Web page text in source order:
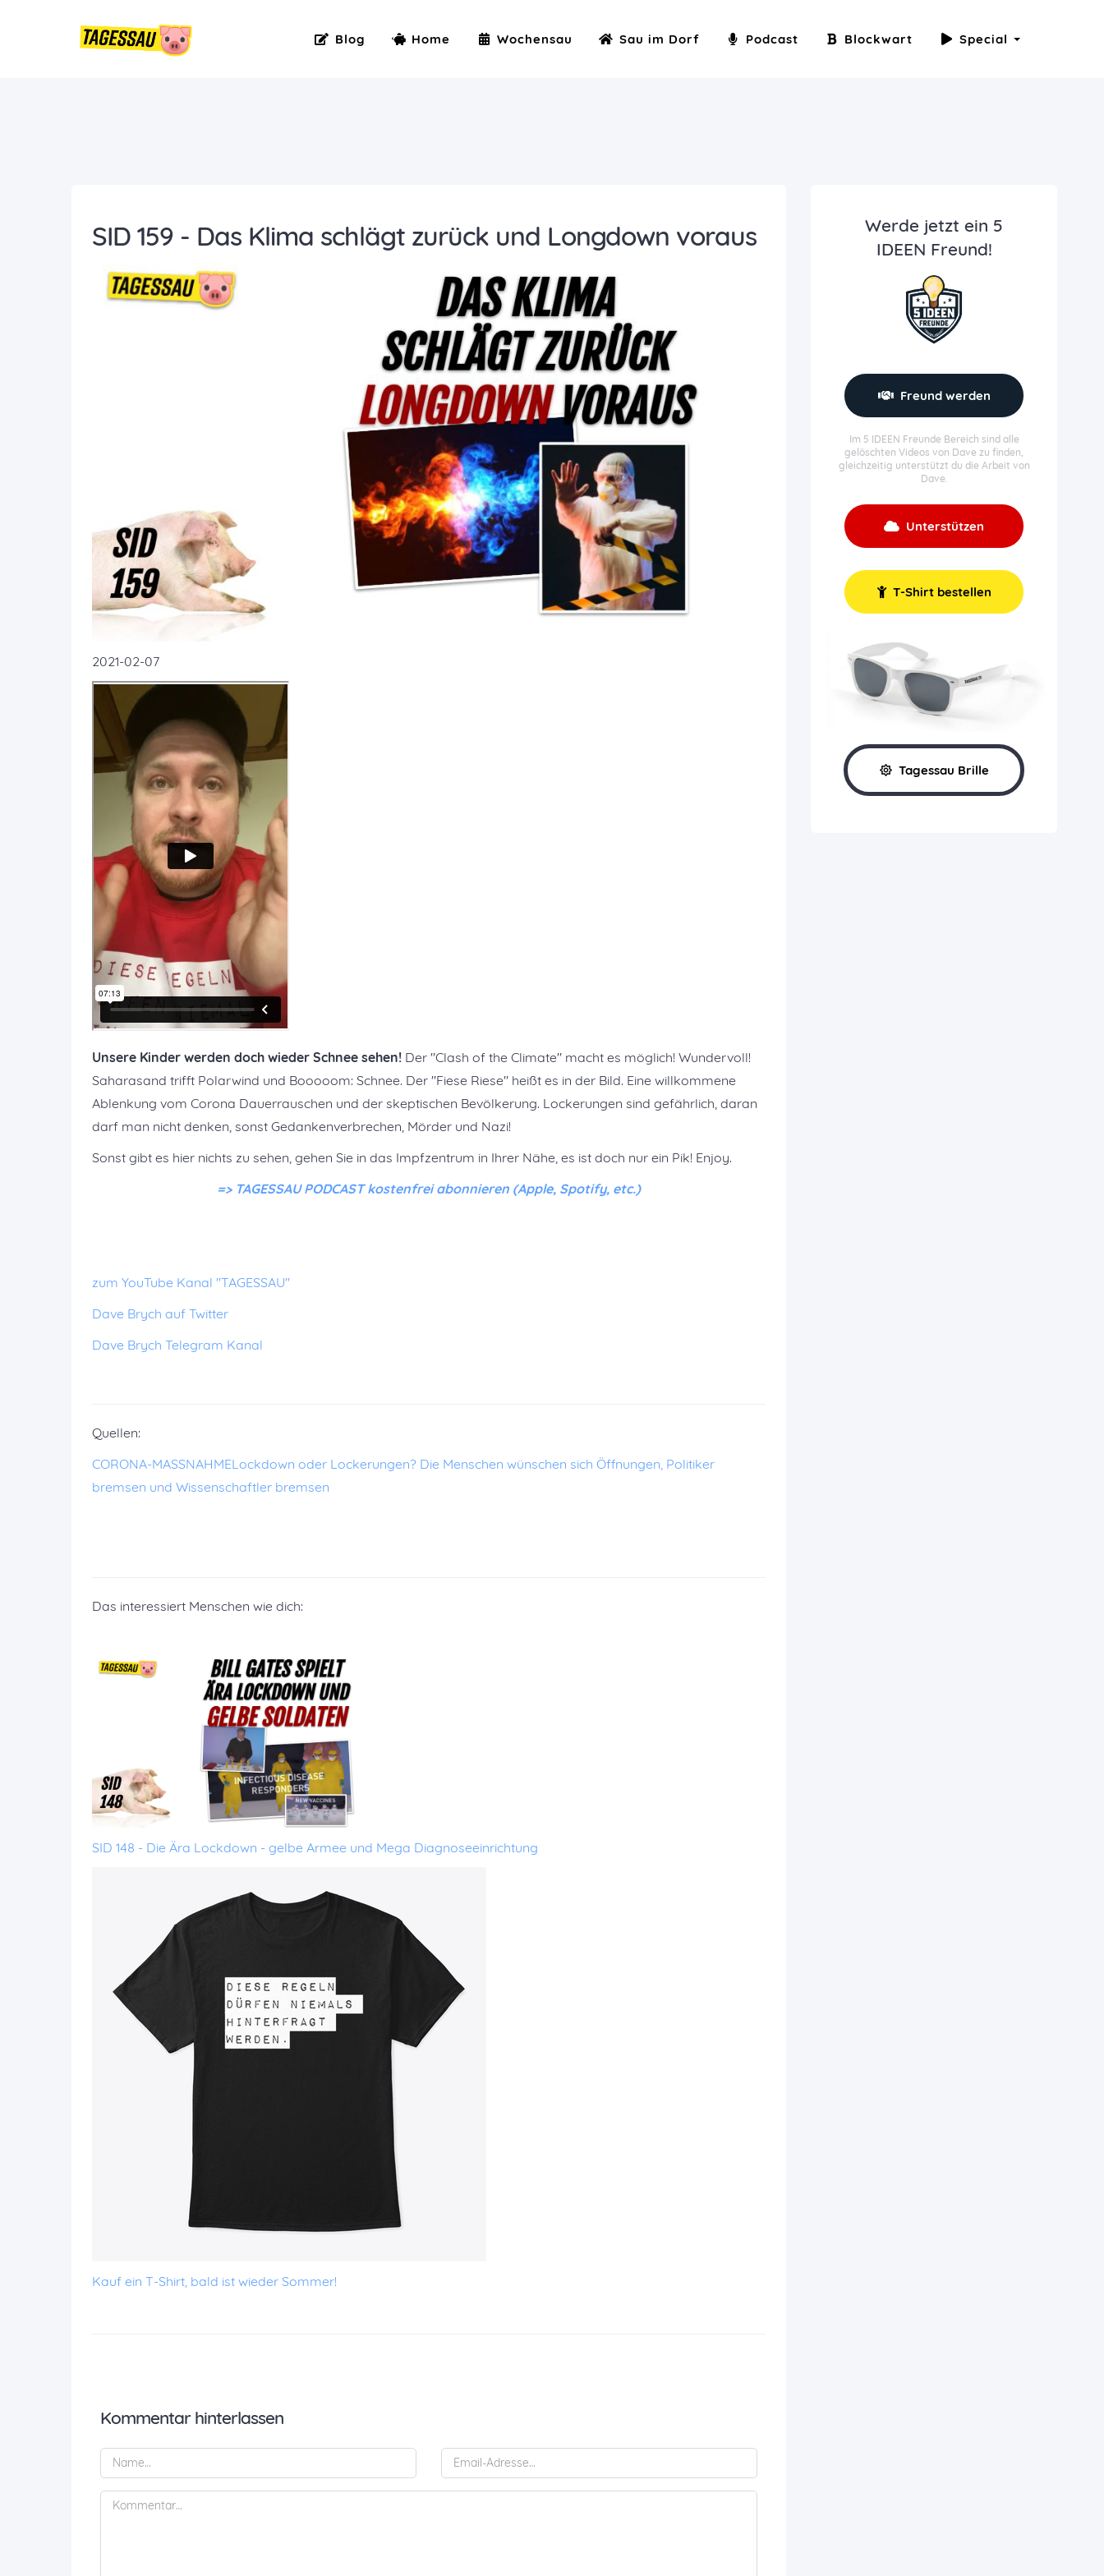
Blog Home Wochensau Sau im Dorf Podcast Blockwart Special
SID 159 - Das Klima schlägt zurück und Longdown voraus
2021-02-07
Unsere Kinder werden doch wieder Schnee sehen! Der "Clash of the Climate" macht es möglich! Wundervoll!
Saharasand trifft Polarwind und Booooom: Schnee. Der "Fiese Riese" heißt es in der Bild. Eine willkommene
Ablenkung vom Corona Dauerrauschen und der skeptischen Bevölkerung. Lockerungen sind gefährlich, daran
darf man nicht denken, sonst Gedankenverbrechen, Mörder und Nazi!
Sonst gibt es hier nichts zu sehen, gehen Sie in das Impfzentrum in Ihrer Nähe, es ist doch nur ein Pik! Enjoy.
=> TAGESSAU PODCAST kostenfrei abonnieren (Apple, Spotify, etc.)
zum YouTube Kanal "TAGESSAU"
Dave Brych auf Twitter
Dave Brych Telegram Kanal
Quellen:
CORONA-MASSNAHMELockdown oder Lockerungen? Die Menschen wünschen sich Öffnungen, Politiker
bremsen und Wissenschaftler bremsen
Das interessiert Menschen wie dich:
SID 148 - Die Ära Lockdown - gelbe Armee und Mega Diagnoseeinrichtung
Kauf ein T-Shirt, bald ist wieder Sommer!
Kommentar hinterlassen
Werde jetzt ein 5
IDEEN Freund!
Freund werden
Im 5 IDEEN Freunde Bereich sind alle
gelöschten Videos von Dave zu finden,
gleichzeitig unterstützt du die Arbeit von
Dave.
Unterstützen
T-Shirt bestellen
Tagessau Brille